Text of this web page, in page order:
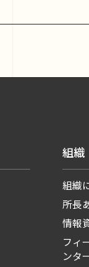
組織
組織
所長
情報
フィ
ンタ